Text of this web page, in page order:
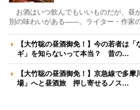
お酒はいつ飲んでもいいものだが、昼
別の味わいがある――。ライター・作家
【大竹聡の昼酒御免！】今の若者は
ギ」を知らないって本当？ 昔の…
【大竹聡の昼酒御免！】京急線で多
場」へと昼酒旅 押し寄せるノス…